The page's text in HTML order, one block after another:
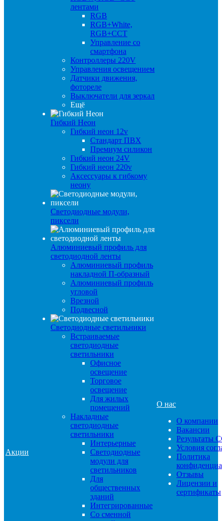
Акции
лентами
RGB
RGB+White,
RGB+CCT
Управление со
смартфона
Контроллеры 220V
Управления освещением
Датчики движения,
фотореле
Выключатели для зеркал
Ещё
Гибкий Неон
Гибкий неон 12v
Стандарт ПВХ
Премиум силикон
Гибкий неон 24V
Гибкий неон 220v
Аксессуары к гибкому
неону
Светодиодные модули,
пиксели
Алюминиевый профиль для
светодиодной ленты
Алюминиевый профиль
накладной П-образный
Алюминиевый профиль
угловой
Врезной
Подвесной
Светодиодные светильники
Встраиваемые
светодиодные
светильники
Офисное
освещение
Торговое
освещение
Для жилых
помещений
Накладные
светодиодные
светильники
Интерьерные
Светодиодные
модули для
светильников
Для
общественных
зданий
Интегрированные
Со сменной
О нас
О компании
Вакансии
Результаты
Условия
Политика
Отзывы
Лицензии и
сертификаты